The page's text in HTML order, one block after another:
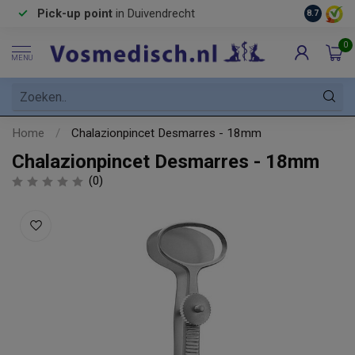
Pick-up point in Duivendrecht 8.7
MENU
0
Home / Chalazionpincet Desmarres - 18mm
Chalazionpincet Desmarres - 18mm
(0)